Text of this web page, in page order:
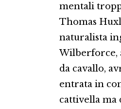
mentali
Thomas
naturalista
Wilberforce,
da cavallo,
entrata in
cattivella ma